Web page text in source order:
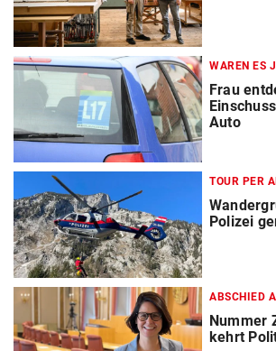
WAREN ES
Frau
Auto
TOUR PER
Polizei
ABSCHIED
Nummer
kehrt